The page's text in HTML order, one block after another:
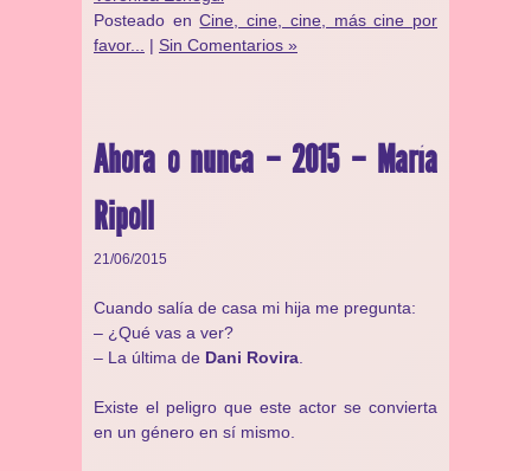
Posteado enCine, cine, cine, más cine por
favor...
| Sin Comentarios »
Ahora o nunca – 2015 – María
Ripoll
21/06/2015
Cuando salía de casa mi hija me pregunta:
– ¿Qué vas a ver?
– La última de Dani Rovira
Existe el peligro que este actor se convierta
en un género en sí mismo.